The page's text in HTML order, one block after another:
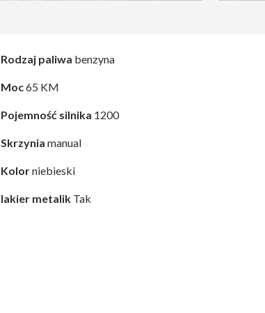
Rodzaj paliwa benzyna
Moc65 KM
Pojemność silnika 1200
Skrzynia manual
Kolorniebieski
lakier metalik Tak